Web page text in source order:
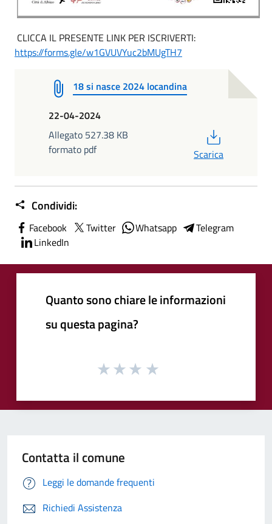
CLICCA IL PRESENTE LINK PER ISCRIVERTI:
https://forms.gle/w1GVUVYuc2bMUgTH7
18 si nasce 2024 locandina
22-04-2024
Allegato 527.38 KB
formato pdf
Scarica
Condividi:
Facebook Twitter Whatsapp
Telegram
LinkedIn
Quanto sono chiare le informazioni
su questa pagina?
Contatta il comune
Leggi le domande frequenti
Richiedi Assistenza